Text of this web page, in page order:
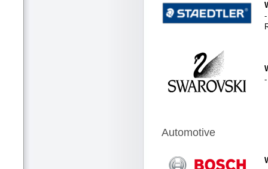
Automotive